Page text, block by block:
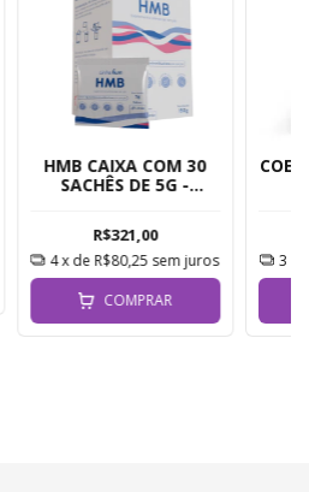
HMB CAIXA COM 30
SACHÊS DE 5G -
R$321,00
4x de R$80,25 sem juros
COMPRAR
3